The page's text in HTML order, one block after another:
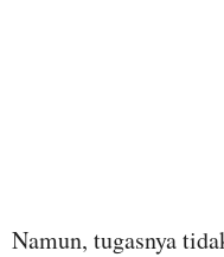
Namun, tugasnya